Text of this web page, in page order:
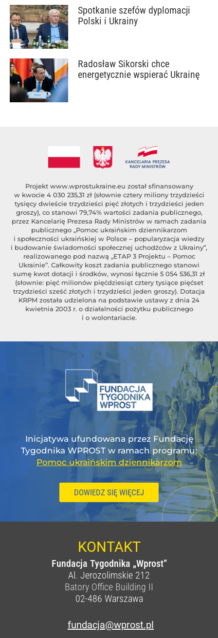
Spotkanie szefów dyplomacji
Polski i Ukrainy
Radosław Sikorski chce
energetycznie wspierać Ukrainę
Projekt www.wprostukraine.eu został sfinansowany
w kwocie 4 030 235,31 zł (słownie cztery miliony trzydzieści
tysięcy dwieście trzydzieści pięć złotych i trzydzieści jeden
groszy), co stanowi 79,74% wartości zadania publicznego,
przez Kancelarię Prezesa Rady Ministrów w ramach zadania
publicznego „Pomoc ukraińskim dziennikarzom
i społeczności ukraińskiej w Polsce – popularyzacja wiedzy
i budowanie świadomości społecznej uchodźców z Ukrainy”,
realizowanego pod nazwą „ETAP 3 Projektu – Pomoc
Ukrainie”. Całkowity koszt zadania publicznego stanowi
sumę kwot dotacji i środków, wynosi łącznie 5 054 536,31 zł
(słownie: pięć milionów pięćdziesiąt cztery tysiące pięćset
trzydzieści sześć złotych i trzydzieści jeden groszy). Dotacja
KRPM została udzielona na podstawie ustawy z dnia 24
kwietnia 2003 r. o działalności pożytku publicznego
i o wolontariacie.
Inicjatywa ufundowana przez Fundację
Tygodnika WPROST w ramach programu:
Pomoc ukraińskim dziennikarzom
DOWIEDZ SIĘ WIĘCEJ
KONTAKT
Fundacja Tygodnika „Wprost”
Al. Jerozolimskie 212
Batory Office Building II
02-486 Warszawa
fundacja@wprost.pl